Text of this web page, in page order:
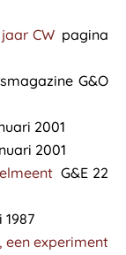
CWpagina
G&O
2001
2001
G&E 22
1987
een experiment